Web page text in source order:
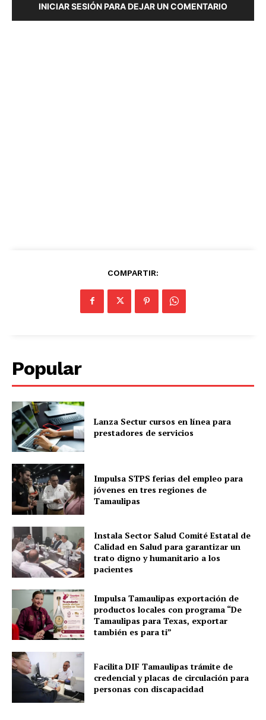
INICIAR SESIÓN PARA DEJAR UN COMENTARIO
COMPARTIR:
Popular
Lanza Sectur cursos en línea para
prestadores de servicios
Impulsa STPS ferias del empleo para
jóvenes en tres regiones de
Tamaulipas
Instala Sector Salud Comité Estatal de
Calidad en Salud para garantizar un
trato digno y humanitario a los
pacientes
Impulsa Tamaulipas exportación de
productos locales con programa “De
Tamaulipas para Texas, exportar
también es para ti”
Facilita DIF Tamaulipas trámite de
credencial y placas de circulación para
personas con discapacidad